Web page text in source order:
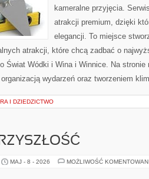
kameralne przyjęcia.
atrakcji premium, dzięki
elegancji. To miejsce
atrakcji, które chcą zadbać o
Świat Wódki i Wina i Winnice. Na
wydarzeń oraz tworzeniem
I DZIEDZICTWO
MAJ - 8 - 2026 MOŻLIWOŚĆ